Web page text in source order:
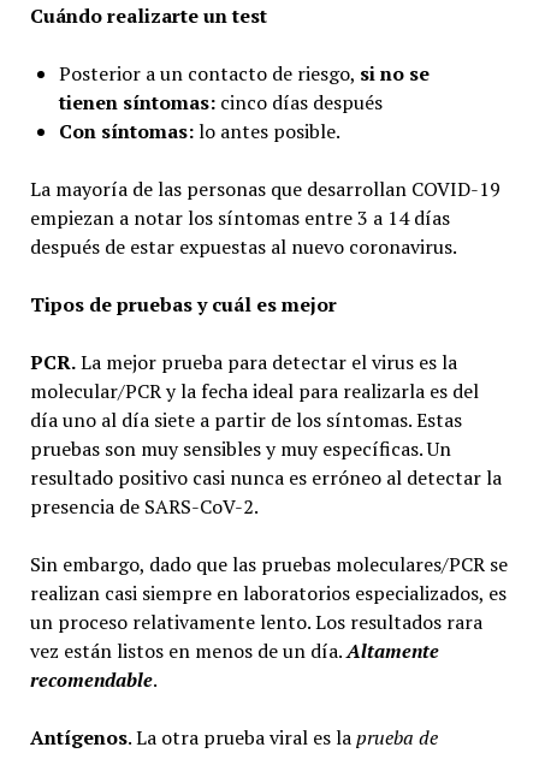
Cuándo realizarte un test
Posterior a un contacto de riesgo, si no se
tienen síntomas:cinco días después
Con síntomas:lo antes posible.
La mayoría de las personas que desarrollan COVID-19
empiezan a notar los síntomas entre 3 a 14 días
después de estar expuestas al nuevo coronavirus.
Tipos de pruebas y cuál es mejor
PCR.La mejor prueba para detectar el virus es la
molecular/PCR y la fecha ideal para realizarla es del
día uno al día siete a partir de los síntomas. Estas
pruebas son muy sensibles y muy específicas. Un
resultado positivo casi nunca es erróneo al detectar la
presencia de SARS-CoV-2.
Sin embargo, dado que las pruebas moleculares/PCR se
realizan casi siempre en laboratorios especializados, es
un proceso relativamente lento. Los resultados rara
vez están listos en menos de un día.Altamente
recomendable.
Antígenos. La otra prueba viral es laprueba de